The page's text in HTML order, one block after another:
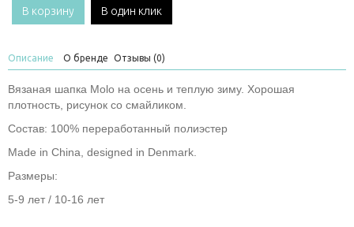
В корзину В один клик
Описание О бренде Отзывы (0)
Вязаная шапка Molo на осень и теплую зиму. Хорошая
плотность, рисунок со смайликом.
Состав: 100% переработанный полиэстер
Made in China, designed in Denmark.
Размеры:
5-9 лет / 10-16 лет